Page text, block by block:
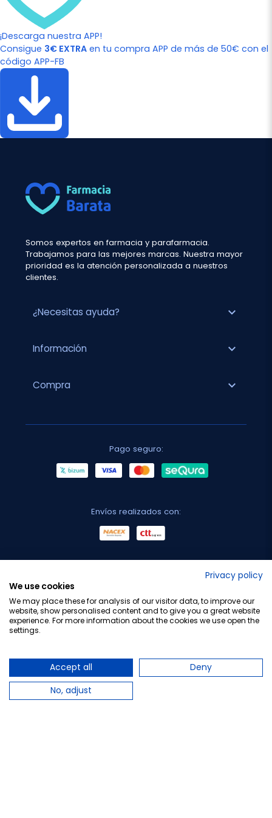
¡Descarga nuestra APP!
Consigue 3€ EXTRA en tu compra APP de más de 50€ con el
código APP-FB
Somos expertos en farmacia y parafarmacia.
Trabajamos para las mejores marcas. Nuestra mayor
prioridad es la atención personalizada a nuestros
clientes.
¿Necesitas ayuda? expand_more
Información expand_more
Compra expand_more
Pago seguro:
Envíos realizados con:
Privacy policy
We use cookies
We may place these for analysis of our visitor data, to improve our
website, show personalised content and to give you a great website
experience. For more information about the cookies we use open the
settings.
Accept all
Deny
No, adjust